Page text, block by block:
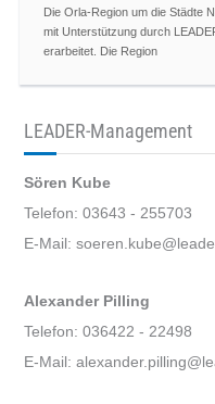
Die Orla-Region um die Städte
mit Unterstützung durch
erarbeitet. Die Region
LEADER-Management
Sören Kube
Telefon: 03643 - 255703
E-Mail:
Alexander Pilling
Telefon: 036422 - 22498
E-Mail: